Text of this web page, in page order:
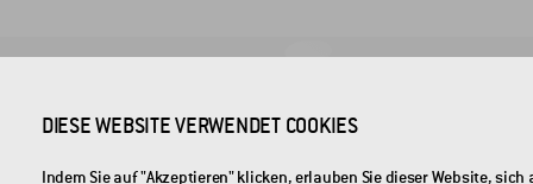
CROSS Zlín, a.s.
DIESE WEBSITE VERWENDET COOKIES
Indem Sie auf "Akzeptieren" klicken, erlauben Sie dieser Website,